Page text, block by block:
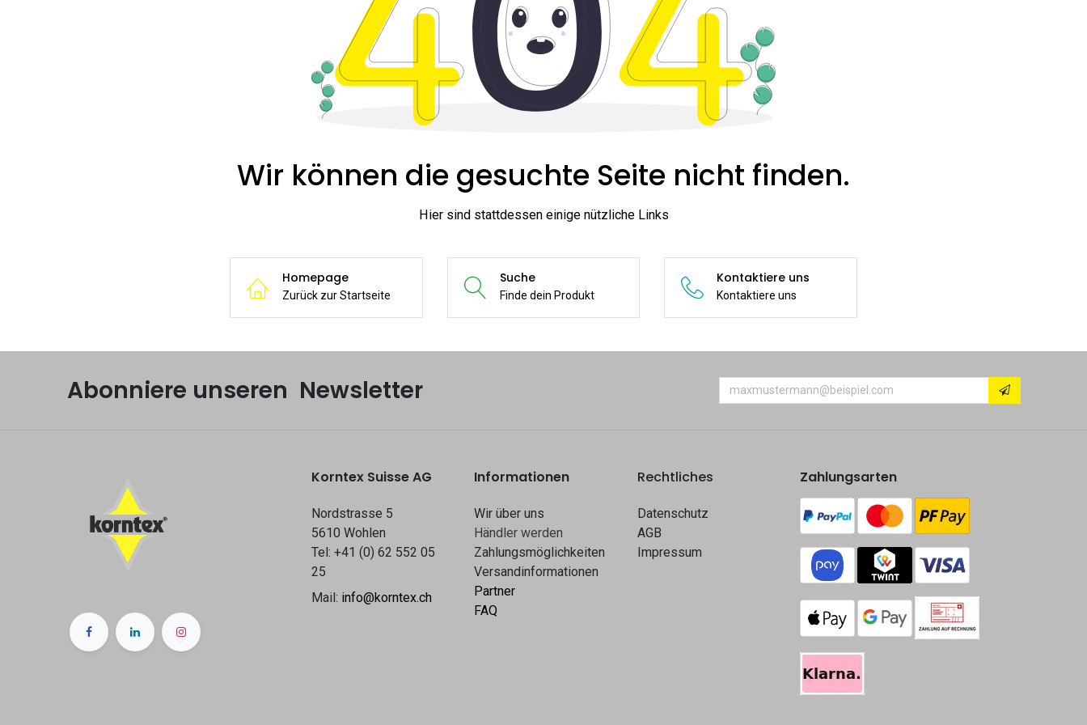
Wir können die gesuchte Seite nicht finden.
Hier sind stattdessen einige nützliche Links
Homepage
Zurück zur Startseite
Suche
Finde dein Produkt
Kontaktiere uns
Kontaktiere uns
Abonniere unseren Newsletter
Korntex Suisse AG
Nordstrasse 5
5610 Wohlen
Tel: +41 (0) 62 552 05
25
Mail: info@korntex.ch
Informationen
Wir über uns
Hä​​ndle​​r werden​​
Zahlungsmöglichkeiten
Versandinformationen
Partner
FAQ
Rechtliches
Datenschutz
AGB
Impressum
Zahlungsarten